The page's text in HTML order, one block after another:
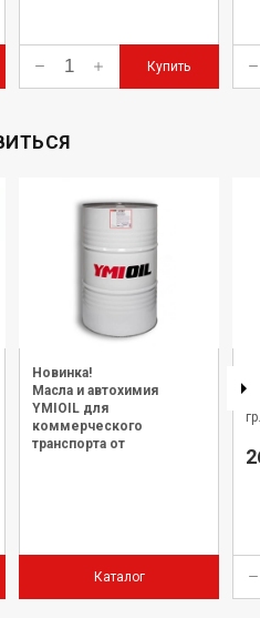
Купить
Новинка!
Масла и автохимия
YMIOIL для
коммерческого
транспорта от
Каталог
гр.